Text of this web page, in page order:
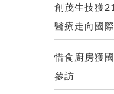
創茂生技獲
醫療走向國際
惜食廚房獲
參訪